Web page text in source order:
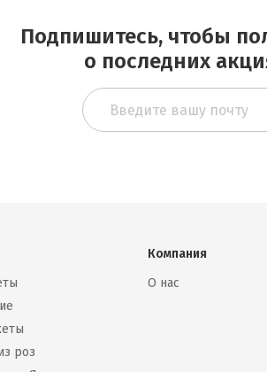
Подпишитесь, чтобы
о последних
роз
Компания
О нас